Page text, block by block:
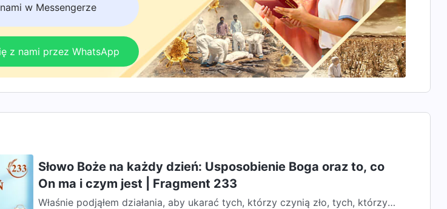
w Messengerze
z nami przez WhatsApp
Słowo Boże na każdy dzień: Usposobienie Boga oraz to, co
On ma i czym jest | Fragment 233
Właśnie podjąłem działania, aby ukarać tych, którzy czynią zło, tych, którzy